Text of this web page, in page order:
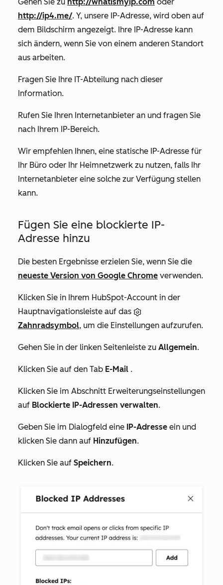
http://ip4.me/. Y, unsere IP-Adresse, wird oben auf
dem Bildschirm angezeigt. Ihre IP-Adresse kann
sich ändern, wenn Sie von einem anderen Standort
aus arbeiten.
Fragen Sie Ihre IT-Abteilung nach dieser
Information.
Rufen Sie Ihren Internetanbieter an und fragen Sie
nach Ihrem IP-Bereich.
Wir empfehlen Ihnen, eine statische IP-Adresse für
Ihr Büro oder Ihr Heimnetzwerk zu nutzen, falls Ihr
Internetanbieter eine solche zur Verfügung stellen
kann.
Fügen Sie eine blockierte IP-
Adresse hinzu
Die besten Ergebnisse erzielen Sie, wenn Sie die
neueste Version von Google Chrome verwenden.
Klicken Sie in Ihrem HubSpot-Account in der
Hauptnavigationsleiste auf das
Zahnradsymbol, um die Einstellungen aufzurufen.
Gehen Sie in der linken Seitenleiste zu Allgemein.
Klicken Sie auf den Tab E-Mail .
Klicken Sie im Abschnitt Erweiterungseinstellungen
auf Blockierte IP-Adressen verwalten.
Geben Sie im Dialogfeld eine IP-Adresse ein und
klicken Sie dann auf Hinzufügen.
Klicken Sie auf Speichern.